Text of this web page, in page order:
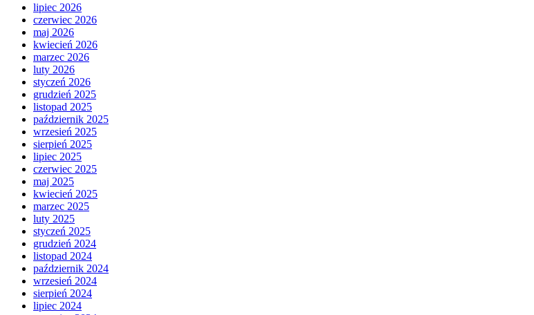
lipiec 2026
czerwiec 2026
maj 2026
kwiecień 2026
marzec 2026
luty 2026
styczeń 2026
grudzień 2025
listopad 2025
październik 2025
wrzesień 2025
sierpień 2025
lipiec 2025
czerwiec 2025
maj 2025
kwiecień 2025
marzec 2025
luty 2025
styczeń 2025
grudzień 2024
listopad 2024
październik 2024
wrzesień 2024
sierpień 2024
lipiec 2024